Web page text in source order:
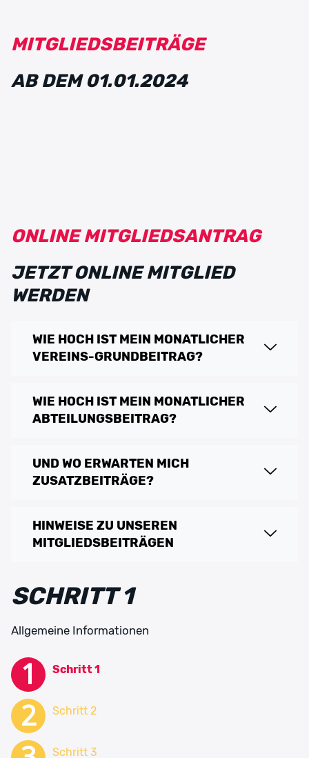
MITGLIEDSBEITRÄGE
AB DEM 01.01.2024
ONLINE MITGLIEDSANTRAG
JETZT ONLINE MITGLIED
WERDEN
WIE HOCH IST MEIN MONATLICHER
VEREINS-GRUNDBEITRAG?
WIE HOCH IST MEIN MONATLICHER
ABTEILUNGSBEITRAG?
UND WO ERWARTEN MICH
ZUSATZBEITRÄGE?
HINWEISE ZU UNSEREN
MITGLIEDSBEITRÄGEN
SCHRITT 1
Allgemeine Informationen
SCHRITT 2
Erteilung eines SEPA-Lastschriftmandats
SCHRITT 3
Erklärungen und Einwilligung
SCHRITT 4
Minderjährige
SCHRITT 5
Weitere Informationen
Schritt 1
Schritt 2
Schritt 3